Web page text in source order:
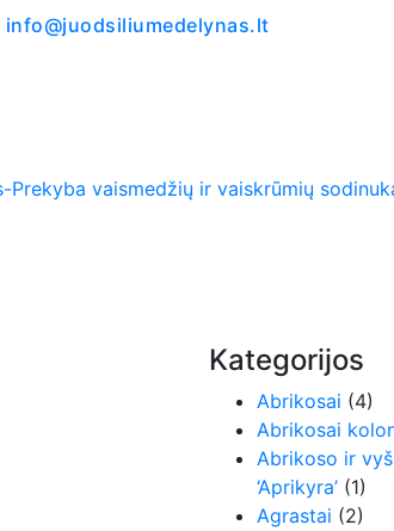
info@juodsiliumedelynas.lt
Kategorijos
Abrikosai (4)
Abrikosai
Abrikoso ir
‘Aprikyra’ (1)
Agrastai (2)